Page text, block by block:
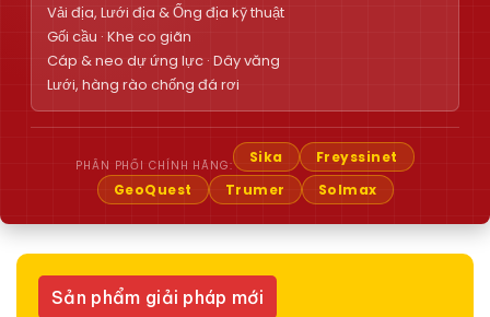
Vải địa, Lưới địa & Ống địa kỹ thuật
Gối cầu · Khe co giãn
Cáp & neo dự ứng lực · Dây văng
Lưới, hàng rào chống đá rơi
PHÂN PHỐI CHÍNH HÃNG: Sika
Freyssinet
GeoQuest
Trumer Solmax
Sản phẩm giải pháp mới